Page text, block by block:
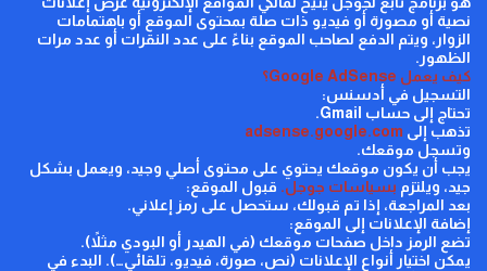
نصية أو مصورة أو فيديو ذات صلة بمحتوى الموقع أو باهتمامات
الزوار، ويتم الدفع لصاحب الموقع بناءً على عدد النقرات أو عدد مرات
الظهور.
كيف يعمل Google AdSense؟
التسجيل في أدسنس:
تحتاج إلى حساب Gmail
.
تذهب إلى adsense.google.com
وتسجل موقعك.
يجب أن يكون موقعك يحتوي على محتوى أصلي وجيد، ويعمل بشكل
جيد، ويلتزم بسياسات جوجل. قبول الموقع:
بعد المراجعة، إذا تم قبولك، ستحصل على رمز إعلاني.
إضافة الإعلانات إلى الموقع:
تضع الرمز داخل صفحات موقعك (في الهيدر أو البودي مثلاً).
يمكن اختيار أنواع الإعلانات (نص، صورة، فيديو، تلقائي…). البدء في